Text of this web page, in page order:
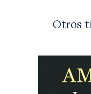
Otros